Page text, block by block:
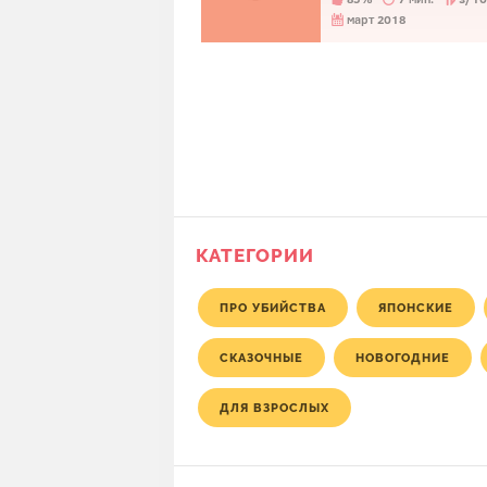
март 2018
КАТЕГОРИИ
ПРО УБИЙСТВА ЯПОНСКИЕ
СКАЗОЧНЫЕ НОВОГОДНИЕ
ДЛЯ ВЗРОСЛЫХ